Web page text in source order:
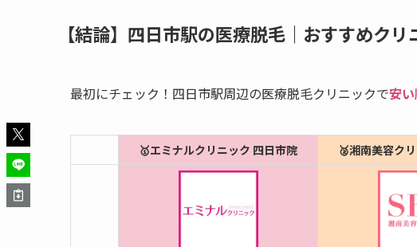
【結論】四日市駅の医療脱毛｜おすすめク
最初にチェック！四日市駅周辺の医療脱毛クリニックで安
🥇エミナルクリニック 四日市院 🥈湘南美容ク